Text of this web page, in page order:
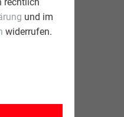
und im
widerrufen.
sollte robust